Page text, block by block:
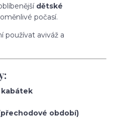
dětské
počasí.
používat aviváž a
období)